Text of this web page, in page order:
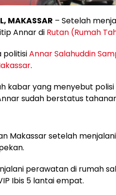
MAKASSAR – Setelah
Annar di Rutan (Rumah
politisiAnnar Salahuddin
.
kabar yang menyebut
sudah berstatus
Makassar setelah
perawatan di rumah
Ibis 5 lantai empat.